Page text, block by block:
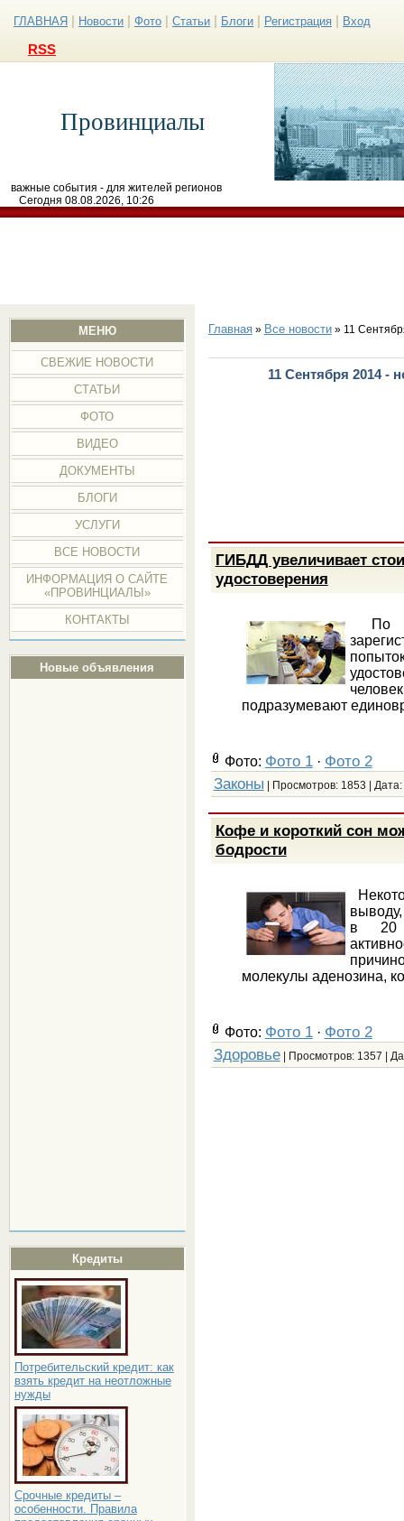
ГЛАВНАЯ Новости Фото Статьи Блоги Регистрация Вход
RSS
Провинциалы
важные события - для жителей регионов
Сегодня 08.08.2026, 10:26
МЕНЮ
СВЕЖИЕ НОВОСТИ
СТАТЬИ
ФОТО
ВИДЕО
ДОКУМЕНТЫ
БЛОГИ
УСЛУГИ
ВСЕ НОВОСТИ
ИНФОРМАЦИЯ О САЙТЕ
«ПРОВИНЦИАЛЫ»
КОНТАКТЫ
Новые объявления
Кредиты
Потребительский кредит: как
взять кредит на неотложные
нужды
Срочные кредиты –
особенности. Правила
Главная» Все новости» 11
11 Сентября 2014 -
ГИБДД увеличивает
удостоверения
По
подразумевают
Фото: Фото 1· Фото 2
Законы | Просмотров: 1853 | Дата:
Кофе и короткий сон
бодрости
в 20
молекулы аденозина,
Фото: Фото 1· Фото 2
Здоровье| Просмотров: 1357 |